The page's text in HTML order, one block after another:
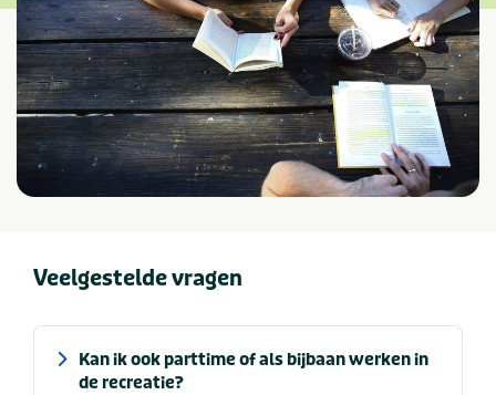
Veelgestelde vragen
Kan ik ook parttime of als bijbaan werken in
de recreatie?